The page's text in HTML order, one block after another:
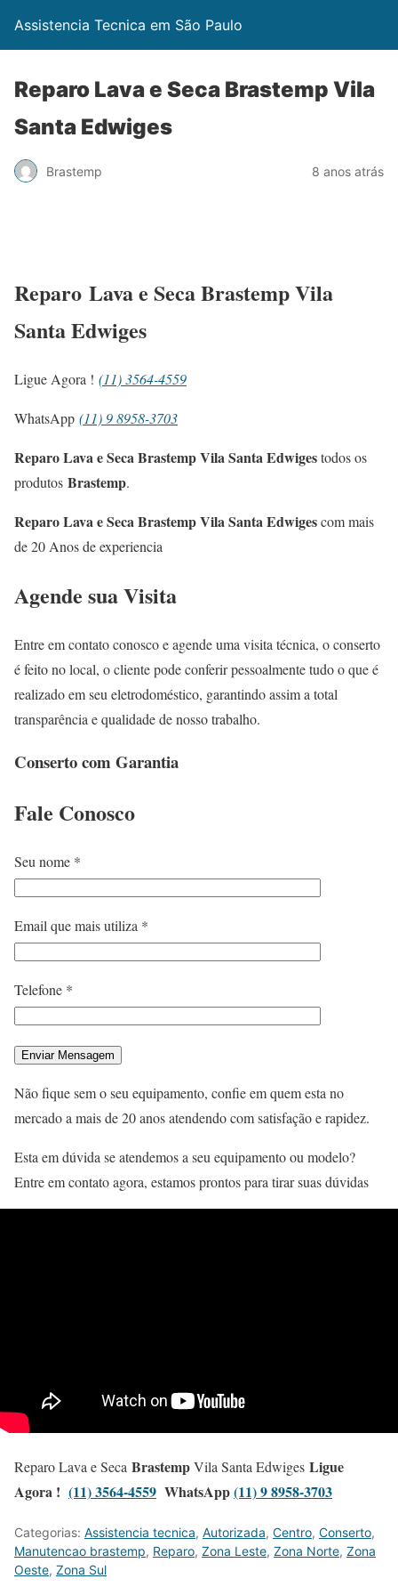
Assistencia Tecnica em São Paulo
Reparo Lava e Seca Brastemp Vila
Santa Edwiges
Brastemp 8 anos atrás
Reparo Lava e Seca Brastemp Vila
Santa Edwiges
Ligue Agora ! (11) 3564-4559
WhatsApp (11) 9 8958-3703
Reparo Lava e Seca Brastemp Vila Santa Edwigestodos os
produtos Brastemp.
Reparo Lava e Seca Brastemp Vila Santa Edwigescom mais
de 20 Anos de experiencia
Agende sua Visita
Entre em contato conosco e agende uma visita técnica, o conserto
é feito no local, o cliente pode conferir pessoalmente tudo o que é
realizado em seu eletrodoméstico, garantindo assim a total
transparência e qualidade de nosso trabalho.
Conserto com Garantia
Fale Conosco
Seu nome *
Email que mais utiliza *
Telefone *
Não fique sem o seu equipamento, confie em quem esta no
mercado a mais de 20 anos atendendo com satisfação e rapidez.
Esta em dúvida se atendemos a seu equipamento ou modelo?
Entre em contato agora, estamos prontos para tirar suas dúvidas
Reparo Lava e Seca BrastempVila Santa Edwiges Ligue
Agora ! (11) 3564-4559 WhatsApp(11) 9 8958-3703
Categorias: Assistencia tecnica, Autorizada, Centro, Conserto,
Manutencao brastemp, Reparo, Zona Leste, Zona Norte, Zona
Oeste, Zona Sul